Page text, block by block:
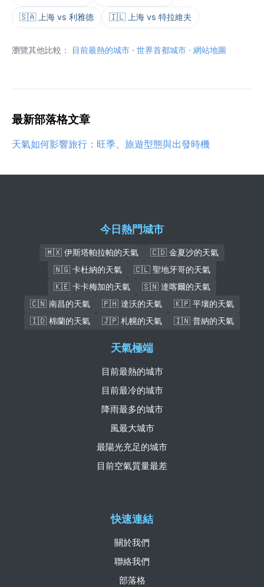
🇸🇦 上海 vs 利雅德 🇮🇱 上海 vs 特拉維夫
瀏覽其他比較： 目前最熱的城市 · 世界首都城市 · 網站地圖
最新部落格文章
天氣如何影響旅行：旺季、旅遊型態與出發時機
今日熱門城市
🇲🇽 伊斯塔帕拉帕的天氣
🇨🇩 金夏沙的天氣
🇳🇬 卡杜納的天氣
🇨🇱 聖地牙哥的天氣
🇰🇪 卡卡梅加的天氣
🇸🇳 達喀爾的天氣
🇨🇳 南昌的天氣
🇵🇭 達沃的天氣
🇰🇵 平壤的天氣
🇮🇩 棉蘭的天氣
🇯🇵 札幌的天氣 🇮🇳 普納的天氣
快速連結
關於我們
聯絡我們
部落格
天氣極端
目前最熱的城市
目前最冷的城市
降雨最多的城市
風最大城市
最陽光充足的城市
目前空氣質量最差